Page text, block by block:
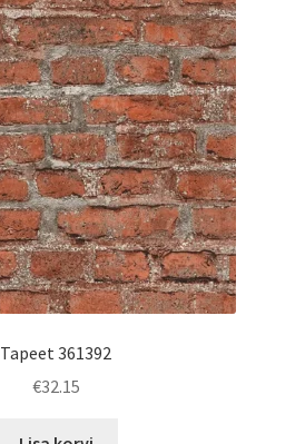
Tapeet 361392
€32.15